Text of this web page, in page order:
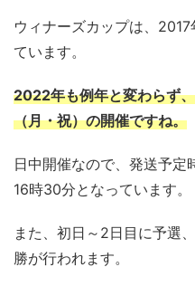
ウィナーズカップは、
ています。
2022年も例年と変わらず
（月・祝）の開催ですね。
日中開催なので、発送予定
16時30分となっています。
また、初日～2日目に予選
勝が行われます。